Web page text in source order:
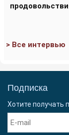
> Все интервью
Подписка
Хотите получать